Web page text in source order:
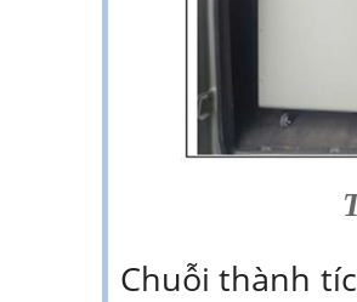
Chuỗi thành